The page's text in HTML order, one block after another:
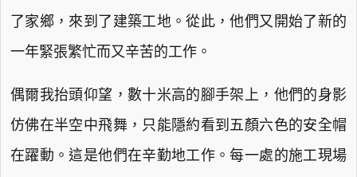
了家鄉，來到了建築工地。從此，他們又開始了新的
一年緊張繁忙而又辛苦的工作。
偶爾我抬頭仰望，數十米高的腳手架上，他們的身影
仿佛在半空中飛舞，只能隱約看到五顏六色的安全帽
在躍動。這是他們在辛勤地工作。每一處的施工現場